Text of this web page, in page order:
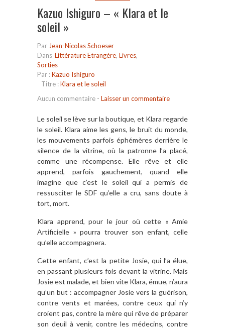
Kazuo Ishiguro – « Klara et le
soleil »
Par Jean-Nicolas Schoeser
Dans Littérature Etrangère, Livres,
Sorties
Par :Kazuo Ishiguro
Titre :Klara et le soleil
Aucun commentaire - Laisser un commentaire
Le soleil se lève sur la boutique, et Klara regarde
le soleil. Klara aime les gens, le bruit du monde,
les mouvements parfois éphémères derrière le
silence de la vitrine, où la patronne l’a placé,
comme une récompense. Elle rêve et elle
apprend, parfois gauchement, quand elle
imagine que c’est le soleil qui a permis de
ressusciter le SDF qu’elle a cru, sans doute à
tort, mort.
Klara apprend, pour le jour où cette « Amie
Artificielle » pourra trouver son enfant, celle
qu’elle accompagnera.
Cette enfant, c’est la petite Josie, qui l’a élue,
en passant plusieurs fois devant la vitrine. Mais
Josie est malade, et bien vite Klara, émue, n’aura
qu’un but : accompagner Josie vers la guérison,
contre vents et marées, contre ceux qui n’y
croient pas, contre la mère qui rêve de préparer
son deuil à venir, contre les médecins, contre